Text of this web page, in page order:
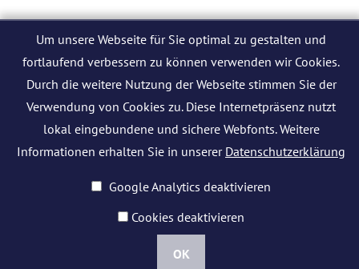
Um unsere Webseite für Sie optimal zu gestalten und
fortlaufend verbessern zu können verwenden wir Cookies.
Durch die weitere Nutzung der Webseite stimmen Sie der
Verwendung von Cookies zu. Diese Internetpräsenz nutzt
lokal eingebundene und sichere Webfonts. Weitere
Informationen erhalten Sie in unserer Datenschutzerklärung
Google Analytics deaktivieren
Cookies deaktivieren
OK